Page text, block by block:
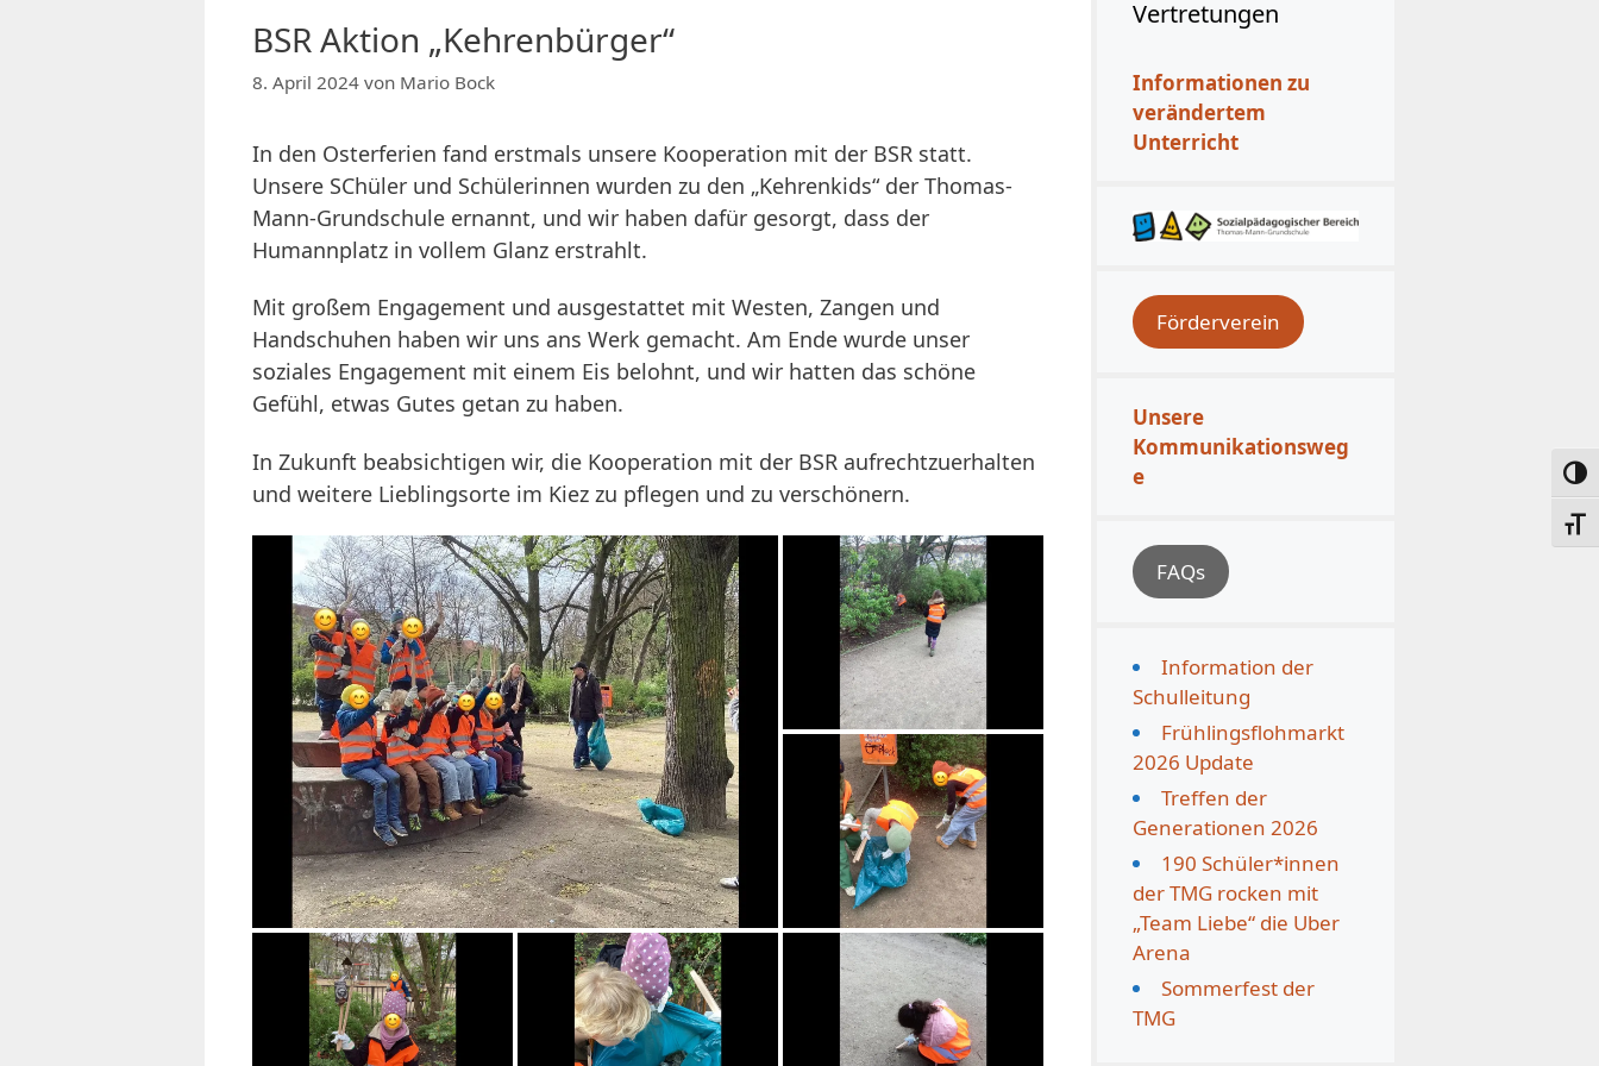
BSR Aktion „Kehrenbürger“
8. April 2024 von Mario Bock
In den Osterferien fand erstmals unsere Kooperation mit der BSR statt.
Unsere SChüler und Schülerinnen wurden zu den „Kehrenkids“ der Thomas-
Mann-Grundschule ernannt, und wir haben dafür gesorgt, dass der
Humannplatz in vollem Glanz erstrahlt.
Mit großem Engagement und ausgestattet mit Westen, Zangen und
Handschuhen haben wir uns ans Werk gemacht. Am Ende wurde unser
soziales Engagement mit einem Eis belohnt, und wir hatten das schöne
Gefühl, etwas Gutes getan zu haben.
In Zukunft beabsichtigen wir, die Kooperation mit der BSR aufrechtzuerhalten
und weitere Lieblingsorte im Kiez zu pflegen und zu verschönern.
Vertretungen
Informationen zu
verändertem
Unterricht
Förderverein
Unsere
Kommunikationsweg
e
FAQs
Information der
Schulleitung
Frühlingsflohmarkt
2026 Update
Treffen der
Generationen 2026
190 Schüler*innen
der TMG rocken mit
„Team Liebe“ die Uber
Arena
Sommerfest der
TMG